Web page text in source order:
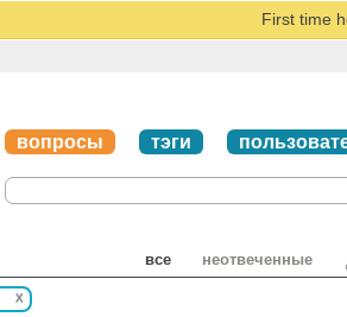
First time
вопросы тэги
все неотвеченные
x